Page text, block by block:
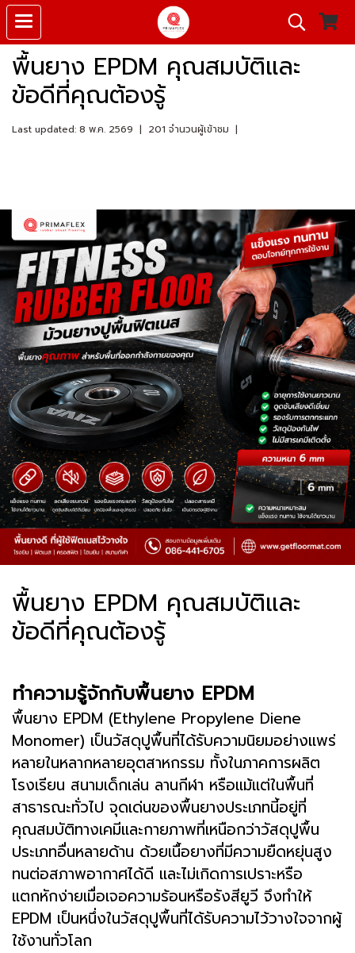
พื้นยาง EPDM คุณสมบัติและ
ข้อดีที่คุณต้องรู้
Last updated: 8 พ.ค. 2569 | 201 จำนวนผู้เข้าชม |
พื้นยาง EPDM คุณสมบัติและ
ข้อดีที่คุณต้องรู้
ทำความรู้จักกับพื้นยาง EPDM
พื้นยาง EPDM (Ethylene Propylene Diene
Monomer) เป็นวัสดุปูพื้นที่ได้รับความนิยมอย่างแพร่
หลายในหลากหลายอุตสาหกรรม ทั้งในภาคการผลิต
โรงเรียน สนามเด็กเล่น ลานกีฬา หรือแม้แต่ในพื้นที่
สาธารณะทั่วไป จุดเด่นของพื้นยางประเภทนี้อยู่ที่
คุณสมบัติทางเคมีและกายภาพที่เหนือกว่าวัสดุปูพื้น
ประเภทอื่นหลายด้าน ด้วยเนื้อยางที่มีความยืดหยุ่นสูง
ทนต่อสภาพอากาศได้ดี และไม่เกิดการเปราะหรือ
แตกหักง่ายเมื่อเจอความร้อนหรือรังสียูวี จึงทำให้
EPDM เป็นหนึ่งในวัสดุปูพื้นที่ได้รับความไว้วางใจจากผู้
ใช้งานทั่วโลก